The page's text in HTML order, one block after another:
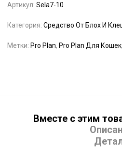
Артикул: Sela7-10
Категория: Средство От Блох И
Метки: Pro Plan, Pro Plan Для Кошек,
Вместе с этим